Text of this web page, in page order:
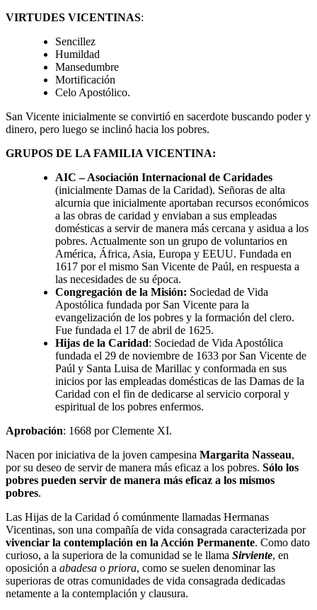
VIRTUDES VICENTINAS:
Sencillez
Humildad
Mansedumbre
Mortificación
Celo Apostólico.
San Vicente inicialmente se convirtió en sacerdote buscando poder y
dinero, pero luego se inclinó hacia los pobres.
GRUPOS DE LA FAMILIA VICENTINA:
AIC – Asociación Internacional de Caridades
(inicialmente Damas de la Caridad). Señoras de alta
alcurnia que inicialmente aportaban recursos económicos
a las obras de caridad y enviaban a sus empleadas
domésticas a servir de manera más cercana y asidua a los
pobres. Actualmente son un grupo de voluntarios en
América, África, Asia, Europa y EEUU. Fundada en
1617 por el mismo San Vicente de Paúl, en respuesta a
las necesidades de su época.
Congregación de la Misión: Sociedad de Vida
Apostólica fundada por San Vicente para la
evangelización de los pobres y la formación del clero.
Fue fundada el 17 de abril de 1625.
Hijas de la Caridad: Sociedad de Vida Apostólica
fundada el 29 de noviembre de 1633 por San Vicente de
Paúl y Santa Luisa de Marillac y conformada en sus
inicios por las empleadas domésticas de las Damas de la
Caridad con el fin de dedicarse al servicio corporal y
espiritual de los pobres enfermos.
Aprobación: 1668 por Clemente XI.
Nacen por iniciativa de la joven campesina Margarita Nasseau,
por su deseo de servir de manera más eficaz a los pobres. Sólo los
pobres pueden servir de manera más eficaz a los mismos
pobres.
Las Hijas de la Caridad ó comúnmente llamadas Hermanas
Vicentinas, son una compañía de vida consagrada caracterizada por
vivenciar la contemplación en la Acción Permanente. Como dato
curioso, a la superiora de la comunidad se le llama Sirviente, en
oposición a abadesa o priora, como se suelen denominar las
superioras de otras comunidades de vida consagrada dedicadas
netamente a la contemplación y clausura.